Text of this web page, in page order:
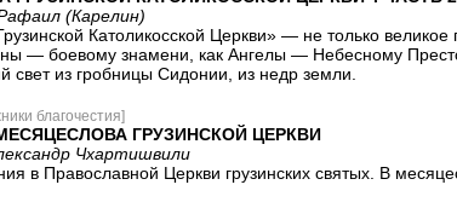
(Карелин)
Католикосской Церкви» — не только
— боевому знамени, как Ангелы — Небесному
свет из гробницы Сидонии, из недр земли.
благочестия]
ГРУЗИНСКОЙ ЦЕРКВИ
Чхартишвили
в Православной Церкви грузинских святых. В